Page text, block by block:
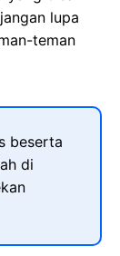
lupa
teman
beserta
di